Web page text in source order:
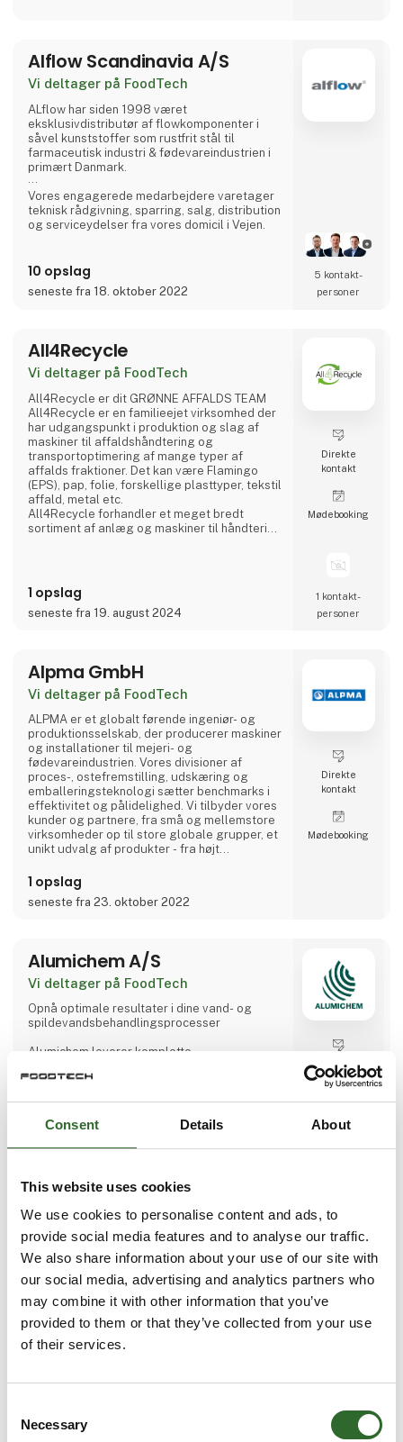
Consent Details About
This website uses cookies
We use cookies to personalise content and ads, to
provide social media features and to analyse our traffic.
We also share information about your use of our site with
our social media, advertising and analytics partners who
may combine it with other information that you’ve
provided to them or that they’ve collected from your use
of their services.
Selection
Necessary
Alflow Scandinavia A/S
Vi deltager på FoodTech
ALflow har siden 1998 været
eksklusivdistributør af flowkomponenter i
såvel kunststoffer som rustfrit stål til
farmaceutisk industri & fødevareindustrien i
primært Danmark.
Vores engagerede medarbejdere varetager
teknisk rådgivning, sparring, salg, distribution
og serviceydelser fra vores domicil i Vejen.
inden for deres respektive områder, hvilket
sikrer jer kompetent og sikker vejledning
samt det rigtige udstyr til opgaven.
produktprogram består af
højkvalitetspumper, ventiler, slanger,
omrørere og mixere, rør og fi
10 opslag
seneste fra 18. oktober 2022
5 kontakt­
personer
All4Recycle
Vi deltager på FoodTech
All4Recycle er dit GRØNNE AFFALDS TEAM
All4Recycle er en familieejet virksomhed der
har udgangspunkt i produktion og slag af
maskiner til affaldshåndtering og
transportoptimering af mange typer af
affalds fraktioner. Det kan være Flamingo
(EPS), pap, folie, forskellige plasttyper, tekstil
affald, metal etc.
All4Recycle forhandler et meget bredt
sortiment af anlæg og maskiner til håndtering
på affaldshåndtering og er herefter aftagere
af affaldet og bringer det videre til en lang
række af virksomheder, der garanter
1 opslag
seneste fra 19. august 2024
Direkte
kontakt
Møde­booking
1 kontakt­
personer
Alpma GmbH
Vi deltager på FoodTech
ALPMA er et globalt førende ingeniør- og
produktionsselskab, der producerer maskiner
og installationer til mejeri- og
fødevareindustrien. Vores divisioner af
proces-, ostefremstilling, udskæring og
emballeringsteknologi sætter benchmarks i
effektivitet og pålidelighed. Vi tilbyder vores
kunder og partnere, fra små og mellemstore
virksomheder op til store globale grupper, et
unikt udvalg af produkter - fra højt
komplette systemløsninger.
1 opslag
seneste fra 23. oktober 2022
Direkte
kontakt
Møde­booking
Alumichem A/S
Vi deltager på FoodTech
Opnå optimale resultater i dine vand- og
spildevandsbehandlingsprocesser
Alumichem leverer komplette
udelukkende til fødevare- og
og specialiserede kemiske løsninger til at
produktionsprocesser, påvirker direkte
sikkerheden og den samlede succes for dine
produkter. Derfor er vi her for at give dig
omfattende vandbehandlingsløsninger, der er
skræddersyet til dine specifikke behov.
- Opfyld strenge udledningskrav
seneste fra 27. september 2024
Direkte
kontakt
Alvar Mist ehf.
Bakterier kan angribe virksomheder i gennem
ALVAR udviklet kemiske
støvregnsopløsninger til at bekæmpe alle
(Listeria, Salmonella, E. Coli osv.), virusser
der følger et væsentligt behov for vand og
anvendelse af store mængder kemikalier
Møde­booking